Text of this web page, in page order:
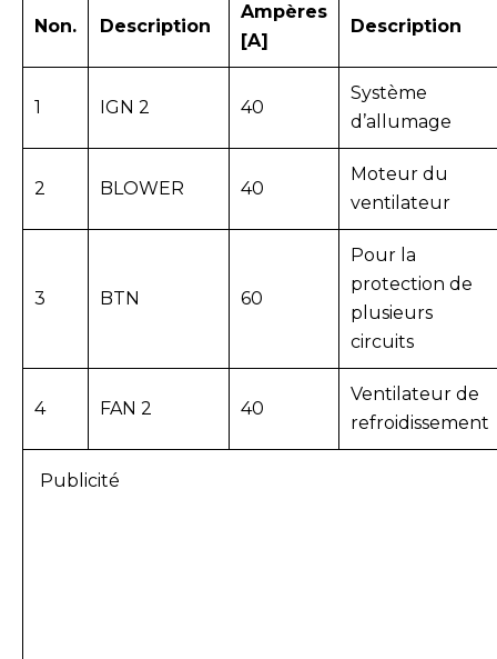
Non. Description
Ampères
[A]
Description
1 IGN 2 40
Système
d’allumage
2 BLOWER 40
Moteur du
ventilateur
3 BTN 60
Pour la
protection de
plusieurs
circuits
4 FAN 2 40
Ventilateur de
refroidissement
Publicité